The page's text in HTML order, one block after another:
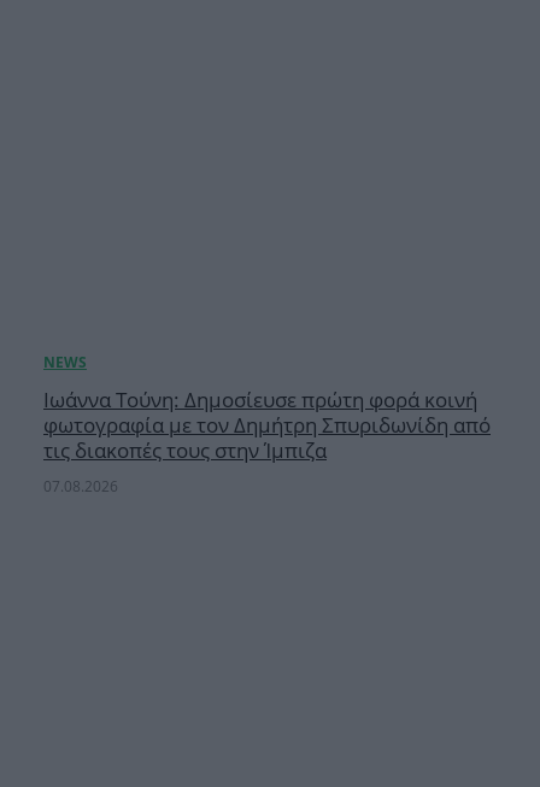
Ιωάννα Τούνη: Δημοσίευσε πρώτη φορά κοινή
φωτογραφία με τον Δημήτρη Σπυριδωνίδη από
τις διακοπές τους στην Ίμπιζα
07.08.2026